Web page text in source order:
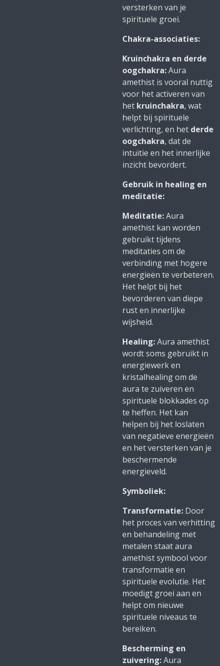
versterken van je
spirituele groei.
Chakra-associaties:
Kruinchakra en derde
oogchakra:Aura
amethist is vooral nuttig
voor het activeren van
het kruinchakra, wat
helpt bij spirituele
verlichting, en het derde
oogchakra, dat de
intuïtie en het innerlijke
inzicht bevordert.
Gebruik in healing en
meditatie:
Meditatie:Aura
amethist kan worden
gebruikt tijdens
meditaties om de
verbinding met hogere
energieën te verbeteren.
Het helpt bij het
bevorderen van diepe
rust en innerlijke
wijsheid.
Healing:Aura amethist
wordt soms gebruikt in
energiewerk en
kristalhealing om de
aura te zuiveren en
spirituele blokkades op
te heffen. Het kan
helpen bij het loslaten
van negatieve energieën
en het versterken van je
beschermende
energieveld.
Symboliek:
Transformatie: Door
het proces van verhitting
en behandeling met
metalen staat aura
amethist symbool voor
transformatie en
spirituele evolutie. Het
moedigt groei aan en
helpt om nieuwe
spirituele niveaus te
bereiken.
Bescherming en
zuivering:Aura